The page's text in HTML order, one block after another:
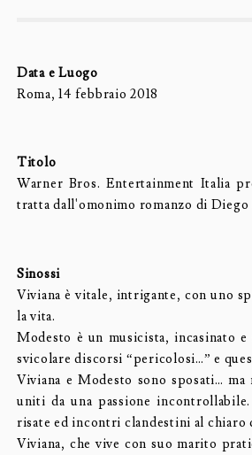
Data e Luogo
Roma, 14 febbraio 2018
Titolo
Warner Bros. Entertainment Italia
tratta dall'omonimo romanzo di
Sinossi
Viviana è vitale, intrigante, con uno
la vita.
Modesto è un musicista, incasinato
svicolare discorsi “pericolosi…” e
Viviana e Modesto sono sposati…
uniti da una passione
risate ed incontri clandestini al chiaro
Viviana, che vive con suo marito